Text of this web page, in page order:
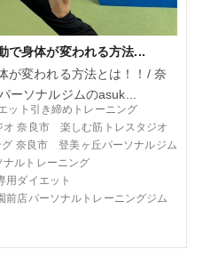
で身体が変われる方法...
が変われる方法とは！！/ 奈
ーソナルジムのasuk...
ット引き締めトレーニング
奈良市 楽しむ筋トレスタジオ
奈良市 登美ヶ丘パーソナルジム
ルトレーニング
用ダイエット
前店パーソナルトレーニングジム